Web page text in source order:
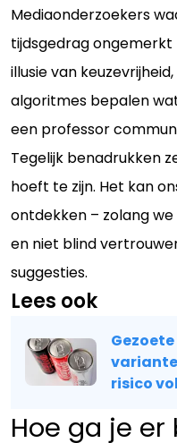
Mediaonderzoekers
tijdsgedrag ongemerkt
illusie van
algoritmes bepalen
een professor
Tegelijk benadrukken
hoeft te zijn. Het kan
ontdekken – zolang
en niet blind
suggesties.
Lees ook
risico
Hoe ga je